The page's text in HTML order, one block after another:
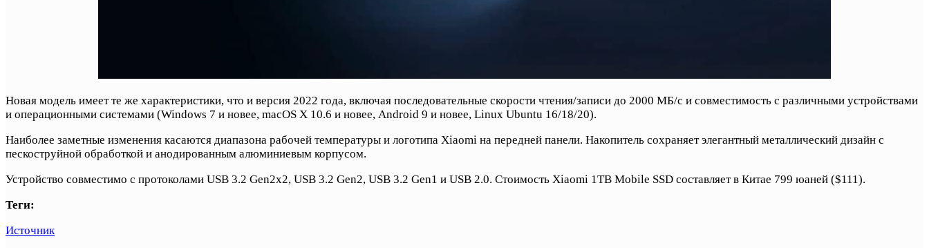
Новая модель имеет те же характеристики, что и версия 2022 года, включая последовательные скорости чтения/записи до 2000 МБ/с и совместимость с различными устройствами
и операционными системами (Windows 7 и новее, macOS X 10.6 и новее, Android 9 и новее, Linux Ubuntu 16/18/20).
Наиболее заметные изменения касаются диапазона рабочей температуры и логотипа Xiaomi на передней панели. Накопитель сохраняет элегантный металлический дизайн с
пескоструйной обработкой и анодированным алюминиевым корпусом.
Устройство совместимо с протоколами USB 3.2 Gen2x2, USB 3.2 Gen2, USB 3.2 Gen1 и USB 2.0. Стоимость Xiaomi 1TB Mobile SSD составляет в Китае 799 юаней ($111).
Теги:
Источник